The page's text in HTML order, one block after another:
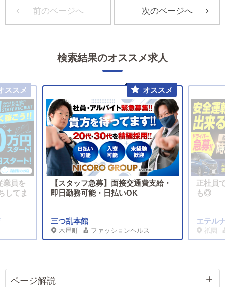
前のページへ 次のページへ
検索結果のオススメ求人
業員を
してま
【スタッフ急募】面接交通費支給・
即日勤務可能・日払いOK
三つ乱本館
木屋町 ファッションヘルス
正社員
も◎
エテル
祇園
ページ解説